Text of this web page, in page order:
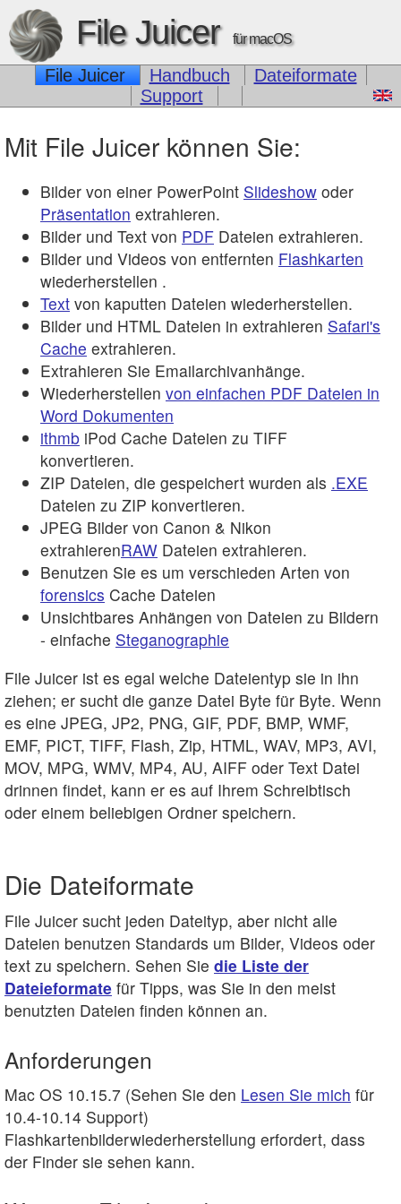
File Juicer für macOS
File Juicer Handbuch
Dateiformate
Support
Mit File Juicer können Sie:
Bilder von einer PowerPoint Slideshow oder
Präsentation extrahieren.
Bilder und Text von PDF Dateien extrahieren.
Bilder und Videos von entfernten Flashkarten
wiederherstellen .
Text von kaputten Dateien wiederherstellen.
Bilder und HTML Dateien in extrahieren Safari's
Cache extrahieren.
Extrahieren Sie Emailarchivanhänge.
Wiederherstellen von einfachen PDF Dateien in
Word Dokumenten
ithmb iPod Cache Dateien zu TIFF
konvertieren.
ZIP Dateien, die gespeichert wurden als .EXE
Dateien zu ZIP konvertieren.
JPEG Bilder von Canon & Nikon
extrahierenRAW Dateien extrahieren.
Benutzen Sie es um verschieden Arten von
forensics Cache Dateien
Unsichtbares Anhängen von Dateien zu Bildern
- einfache Steganographie
File Juicer ist es egal welche Dateientyp sie in ihn
ziehen; er sucht die ganze Datei Byte für Byte. Wenn
es eine JPEG, JP2, PNG, GIF, PDF, BMP, WMF,
EMF, PICT, TIFF, Flash, Zip, HTML, WAV, MP3, AVI,
MOV, MPG, WMV, MP4, AU, AIFF oder Text Datei
drinnen findet, kann er es auf Ihrem Schreibtisch
oder einem beliebigen Ordner speichern.
Die Dateiformate
File Juicer sucht jeden Dateityp, aber nicht alle
Dateien benutzen Standards um Bilder, Videos oder
text zu speichern. Sehen Sie die Liste der
Dateieformate für Tipps, was Sie in den meist
benutzten Dateien finden können an.
Anforderungen
Mac OS 10.15.7 (Sehen Sie den Lesen Sie mich für
10.4-10.14 Support)
Flashkartenbilderwiederherstellung erfordert, dass
der Finder sie sehen kann.